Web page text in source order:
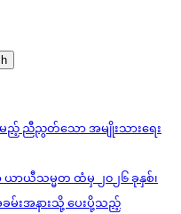
မည့် ညီညွတ်သော အမျိုးသားရေး
ယာယီသမ္မတ ထံမှ ၂၀၂၆ ခုနှစ်၊
ခမ်းအနားသို့ ပေးပို့သည့်